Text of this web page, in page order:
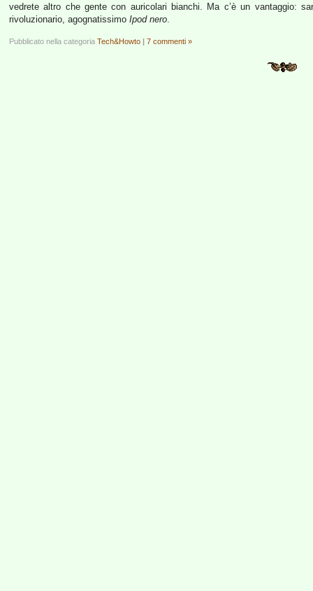
vedrete altro che gente con auricolari bianchi. Ma c’è un vantaggio:
rivoluzionario, agognatissimo Ipod nero.
Pubblicato nella categoria Tech&Howto | 7 commenti »